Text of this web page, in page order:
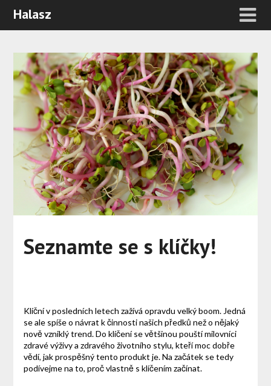
Halasz
Seznamte se s klíčky!
Klíční v posledních letech zažívá opravdu velký boom. Jedná
se ale spíše o návrat k činnosti našich předků než o nějaký
nově vzniklý trend. Do klíčení se většinou pouští milovníci
zdravé výživy a zdravého životního stylu, kteří moc dobře
vědí, jak prospěšný tento produkt je. Na začátek se tedy
podívejme na to, proč vlastně s klíčením začínat.